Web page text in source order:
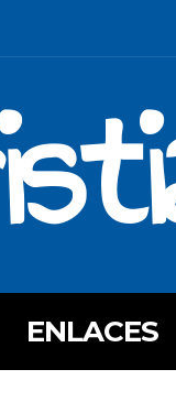
ENLACES